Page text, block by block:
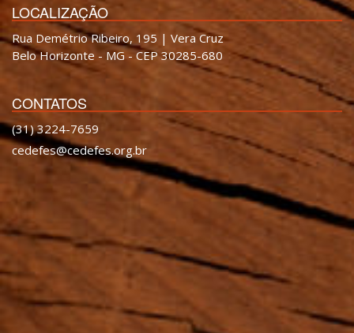
LOCALIZAÇÃO
Rua Demétrio Ribeiro, 195 | Vera Cruz
Belo Horizonte - MG - CEP 30285-680
CONTATOS
(31) 3224-7659
cedefes@cedefes.org.br